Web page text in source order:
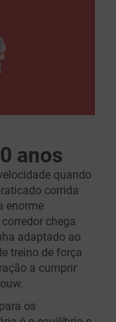
anos
quando
corrida
enorme
chega
adaptado ao
treino de força
a cumprir
os